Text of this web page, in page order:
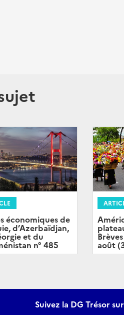
économiques de
d’Azerbaïdjan,
et du
n° 485 août
Suivez la DG Trésor